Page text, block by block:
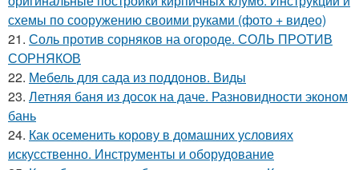
схемы по сооружению своими руками (фото + видео)
21. Соль против сорняков на огороде. СОЛЬ ПРОТИВ
СОРНЯКОВ
22. Мебель для сада из поддонов. Виды
23. Летняя баня из досок на даче. Разновидности эконом
бань
24. Как осеменить корову в домашних условиях
искусственно. Инструменты и оборудование